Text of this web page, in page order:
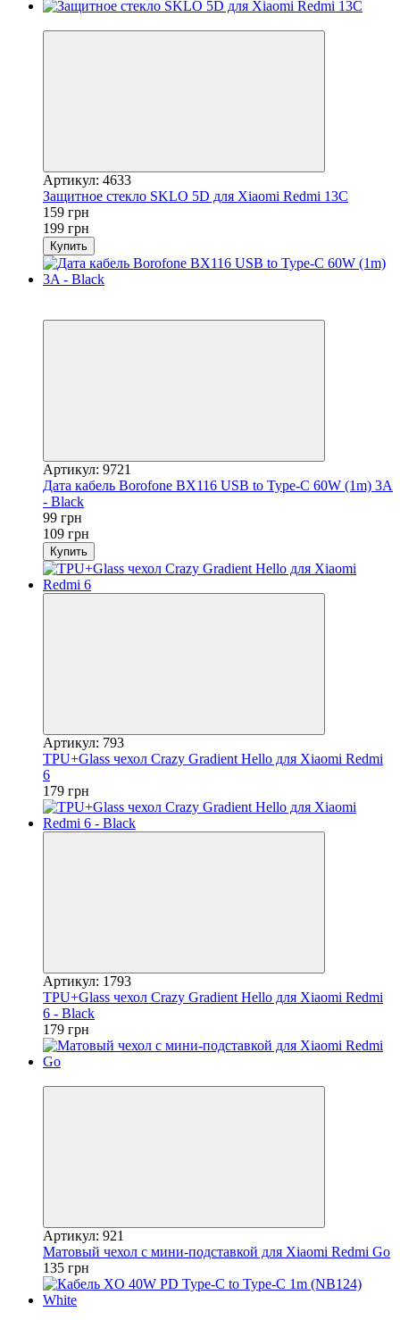
Артикул: 4633
Защитное стекло SKLO 5D для Xiaomi Redmi 13C
159 грн
199 грн
Купить
Артикул: 9721
Дата кабель Borofone BX116 USB to Type-C 60W (1m) 3A
- Black
99 грн
109 грн
Купить
Артикул: 793
TPU+Glass чехол Crazy Gradient Hello для Xiaomi Redmi
6
179 грн
Артикул: 1793
TPU+Glass чехол Crazy Gradient Hello для Xiaomi Redmi
6 - Black
179 грн
Артикул: 921
Матовый чехол с мини-подставкой для Xiaomi Redmi Go
135 грн